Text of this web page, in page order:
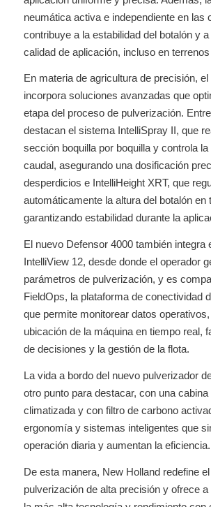
neumática activa e independiente en las
contribuye a la estabilidad del botalón y
calidad de aplicación, incluso en
En materia de agricultura de precisión,
incorpora soluciones avanzadas que
etapa del proceso de pulverización.
destacan el sistema IntelliSpray II, que
sección boquilla por boquilla y controla
caudal, asegurando una dosificación
desperdicios e IntelliHeight XRT, que
automáticamente la altura del botalón en
garantizando estabilidad durante la
El nuevo Defensor 4000 también integra
IntelliView 12, desde donde el operador
parámetros de pulverización, y es
FieldOps, la plataforma de conectividad
que permite monitorear datos
ubicación de la máquina en tiempo real,
de decisiones y la gestión de la flota.
La vida a bordo del nuevo pulverizador
otro punto para destacar, con una
climatizada y con filtro de carbono
ergonomía y sistemas inteligentes que
operación diaria y aumentan la eficiencia.
De esta manera, New Holland redefine
pulverización de alta precisión y ofrece